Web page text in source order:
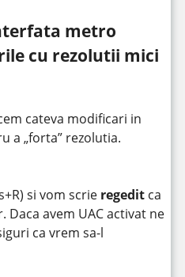
metro
cu rezolutii mici
cateva modificari in
a „forta” rezolutia.
si vom scrie regeditca
avem UAC activat ne
ca vrem sa-l